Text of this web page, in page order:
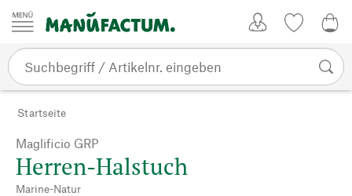
Zum Inhalt springen
Startseite
Maglificio GRP
Herren-Halstuch
Marine-Natur